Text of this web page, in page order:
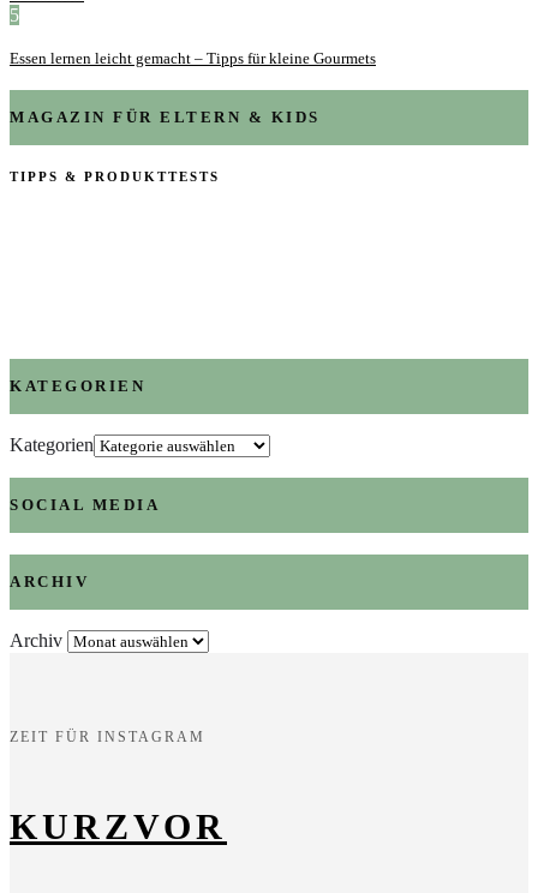
5
Essen lernen leicht gemacht – Tipps für kleine Gourmets
MAGAZIN FÜR ELTERN & KIDS
TIPPS & PRODUKTTESTS
KATEGORIEN
Kategorien
SOCIAL MEDIA
ARCHIV
Archiv
ZEIT FÜR INSTAGRAM
KURZVOR